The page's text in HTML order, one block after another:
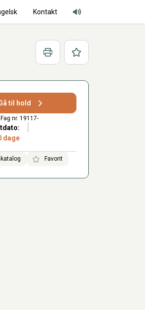
Kontakt
Adgang for alle lyd
Print Favoritter
til hold
Fag nr. 19117-
dage
Favorit